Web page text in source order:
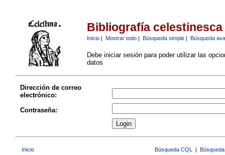
Bibliografía celestinesca
Inicio| Mostrar todo| Búsqueda simple| Búsqueda
Debe iniciar sesión para poder utilizar las
datos
Dirección de correo
electrónico:
Contraseña:
Inicio Búsqueda CQL |